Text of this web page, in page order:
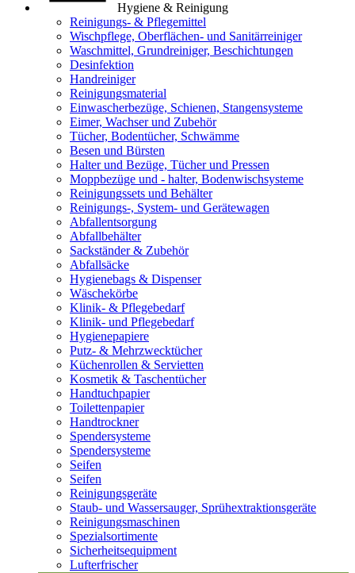
Hygiene & Reinigung
Reinigungs- & Pflegemittel
Wischpflege, Oberflächen- und Sanitärreiniger
Waschmittel, Grundreiniger, Beschichtungen
Desinfektion
Handreiniger
Reinigungsmaterial
Einwascherbezüge, Schienen, Stangensysteme
Eimer, Wachser und Zubehör
Tücher, Bodentücher, Schwämme
Besen und Bürsten
Halter und Bezüge, Tücher und Pressen
Moppbezüge und - halter, Bodenwischsysteme
Reinigungssets und Behälter
Reinigungs-, System- und Gerätewagen
Abfallentsorgung
Abfallbehälter
Sackständer & Zubehör
Abfallsäcke
Hygienebags & Dispenser
Wäschekörbe
Klinik- & Pflegebedarf
Klinik- und Pflegebedarf
Hygienepapiere
Putz- & Mehrzwecktücher
Küchenrollen & Servietten
Kosmetik & Taschentücher
Handtuchpapier
Toilettenpapier
Handtrockner
Spendersysteme
Spendersysteme
Seifen
Seifen
Reinigungsgeräte
Staub- und Wassersauger, Sprühextraktionsgeräte
Reinigungsmaschinen
Spezialsortimente
Sicherheitsequipment
Lufterfrischer